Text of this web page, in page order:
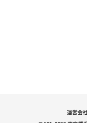
運営会